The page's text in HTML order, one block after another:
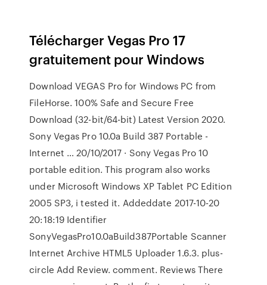
Télécharger Vegas Pro 17
gratuitement pour Windows
Download VEGAS Pro for Windows PC from
FileHorse. 100% Safe and Secure Free
Download (32-bit/64-bit) Latest Version 2020.
Sony Vegas Pro 10.0a Build 387 Portable -
Internet … 20/10/2017 · Sony Vegas Pro 10
portable edition. This program also works
under Microsoft Windows XP Tablet PC Edition
2005 SP3, i tested it. Addeddate 2017-10-20
20:18:19 Identifier
SonyVegasPro10.0aBuild387Portable Scanner
Internet Archive HTML5 Uploader 1.6.3. plus-
circle Add Review. comment. Reviews There